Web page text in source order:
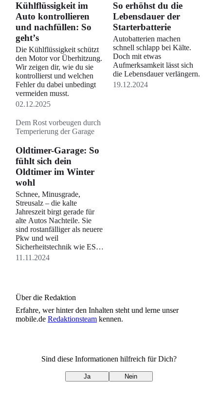
Kühlflüssigkeit im
Auto kontrollieren
und nachfüllen: So
gehtʼs
Die Kühlflüssigkeit schützt
den Motor vor Überhitzung.
Wir zeigen dir, wie du sie
kontrollierst und welchen
Fehler du dabei unbedingt
vermeiden musst.
02.12.2025
So erhöhst du die
Lebensdauer der
Starterbatterie
Autobatterien machen
schnell schlapp bei Kälte.
Doch mit etwas
Aufmerksamkeit lässt sich
die Lebensdauer verlängern.
19.12.2024
Dem Rost vorbeugen durch
Temperierung der Garage
Oldtimer-Garage: So
fühlt sich dein
Oldtimer im Winter
wohl
Schnee, Minusgrade,
Streusalz – die kalte
Jahreszeit birgt gerade für
alte Autos Nachteile. Sie
sind rostanfälliger als neuere
Pkw und weil
Sicherheitstechnik wie ESP
oder ABS meist fehlt, ist die
geht auf Nummer sicher und
trägt zum Werterhalt des
Oldtimers bei.
11.11.2024
Über die Redaktion
Erfahre, werhinter den Inhalten steht und lerne unser
mobile.de Redaktionsteam kennen.
Sind diese Informationen hilfreich für Dich?
Ja Nein